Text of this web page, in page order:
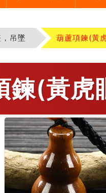
吊墜 葫蘆項鍊(黃
鍊(黃虎